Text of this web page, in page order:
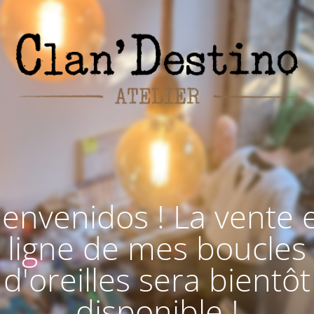
! La vente
ligne de mes boucles
d'oreilles sera bientôt